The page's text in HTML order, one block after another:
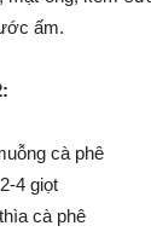
ấm.
cà phê
4 giọt
cà phê